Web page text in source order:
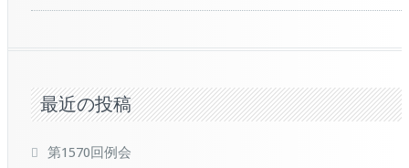
最近の投稿
第1570回例会